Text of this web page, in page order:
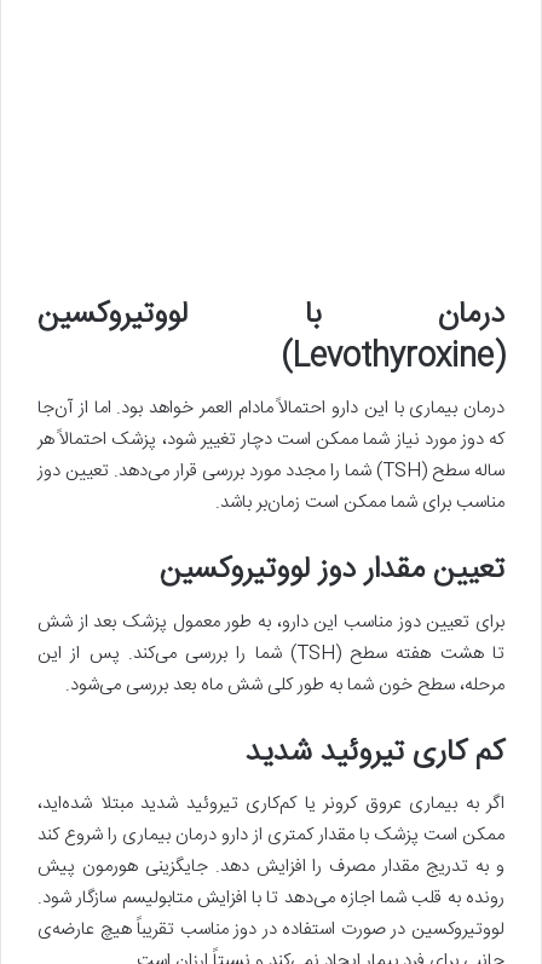
درمان با لووتیروکسین
(Levothyroxine)
درمان بیماری با این دارو احتمالاً مادام العمر خواهد بود. اما از آن‌جا
که دوز مورد نیاز شما ممکن است دچار تغییر شود، پزشک احتمالاً هر
ساله سطح (TSH) شما را مجدد مورد بررسی قرار می‌دهد. تعیین دوز
مناسب برای شما ممکن است زمان‌بر باشد.
تعیین مقدار دوز لووتیروکسین
برای تعیین دوز مناسب این دارو، به طور معمول پزشک بعد از شش
تا هشت هفته سطح (TSH) شما را بررسی می‌کند. پس از این
مرحله، سطح خون شما به طور کلی شش ماه بعد بررسی می‌شود.
کم کاری تیروئید شدید
اگر به بیماری عروق کرونر یا کم‌کاری تیروئید شدید مبتلا شده‌اید،
ممکن است پزشک با مقدار کمتری از دارو درمان بیماری را شروع کند
و به تدریج مقدار مصرف را افزایش دهد. جایگزینی هورمون پیش
رونده به قلب شما اجازه می‌دهد تا با افزایش متابولیسم سازگار شود.
لووتیروکسین در صورت استفاده در دوز مناسب تقریباً هیچ عارضه‌ی